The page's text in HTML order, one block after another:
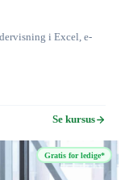
i Excel, e-
Se kursus
Gratis for ledige*